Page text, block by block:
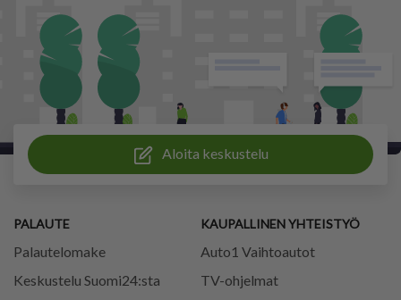
Aloita keskustelu
PALAUTE
Palautelomake
Keskustelu Suomi24:sta
KAUPALLINEN YHTEISTYÖ
Auto1 Vaihtoautot
TV-ohjelmat